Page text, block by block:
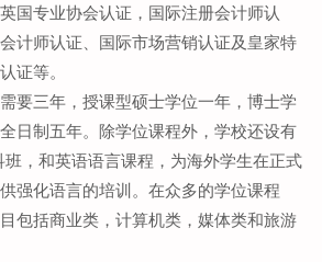
国专业协会认证，国际注册会计师认
计师认证、国际市场营销认证及皇家特
证等。
要三年，授课型硕士学位一年，博士学
日制五年。除学位课程外，学校还设有
，和英语语言课程，为海外学生在正式
强化语言的培训。在众多的学位课程
包括商业类，计算机类，媒体类和旅游